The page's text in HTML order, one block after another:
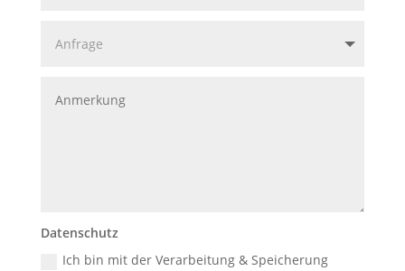
Datenschutz
Ich bin mit der Verarbeitung & Speicherung